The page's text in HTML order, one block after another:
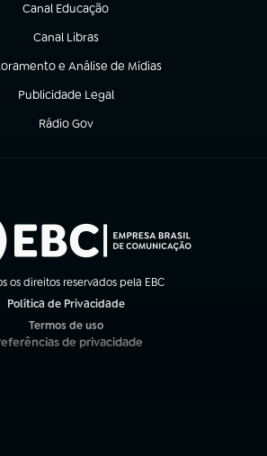
Canal Educação
(abre em nova aba)
Canal Libras
(abre em nova aba)
e Análise de Mídias
nova aba)
Publicidade Legal
(abre em nova aba)
Rádio Gov
(abre em nova aba)
os direitos reservados pela EBC
Política de Privacidade
Termos de uso
(abre em nova aba)
de privacidade